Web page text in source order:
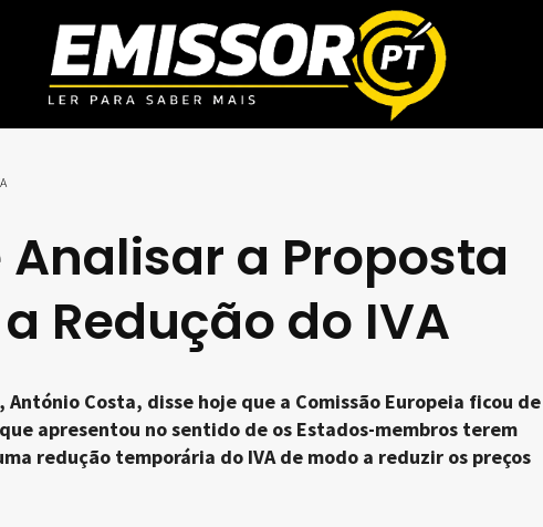
a Proposta
Redução do IVA
Costa, disse hoje que a Comissão Europeia ficou de
apresentou no sentido de os Estados-membros terem
redução temporária do IVA de modo a reduzir os preços